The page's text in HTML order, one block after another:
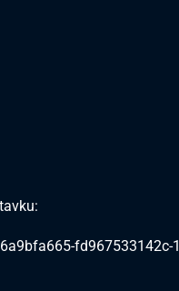
fd967533142c-